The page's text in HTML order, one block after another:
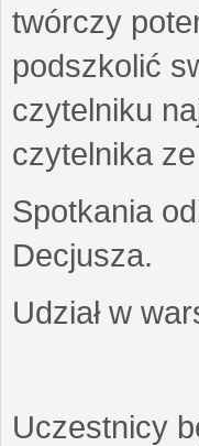
twórczy
podszkolić
czytelniku
czytelnika
Spotkania
Decjusza.
Udział w
Uczestnicy